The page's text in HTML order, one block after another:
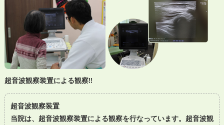
超音波観察装置による観察!!
超音波観察装置
当院は、超音波観察装置による観察を行なっています。超音波観